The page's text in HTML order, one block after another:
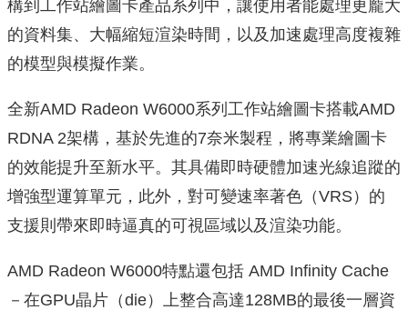
構到工作站繪圖卡產品系列中， 讓使用者能處理更龐大
的資料集、大幅縮短渲染時間， 以及加速處理高度複雜
的模型與模擬作業。
全新AMD Radeon W6000系列工作站繪圖卡搭載AMD
RDNA 2架構，基於先進的7奈米製程，將專業繪圖卡
的效能提升至新水平。其具備即時硬體加速光線追蹤的
增強型運算單元，此外， 對可變速率著色（VRS） 的
支援則帶來即時逼真的可視區域以及渲染功能。
AMD Radeon W6000特點還包括 AMD Infinity Cache
－在GPU晶片（die）上整合高達128MB的最後一層資